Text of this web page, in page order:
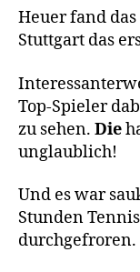
Heuer fand das
Stuttgart das
Top-Spieler
zu sehen. Die
unglaublich!
Und es war
Stunden
durchgefroren.